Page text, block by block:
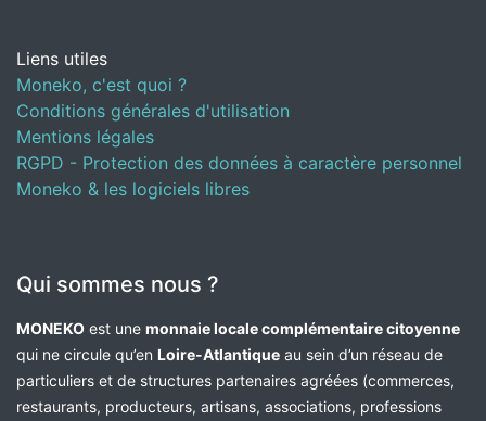
Liens utiles
Moneko, c'est quoi ?
Conditions générales d'utilisation
Mentions légales
RGPD - Protection des données à caractère personnel
Moneko & les logiciels libres
Qui sommes nous ?
MONEKO est une monnaie locale complémentaire citoyenne
qui ne circule qu’en Loire-Atlantique au sein d’un réseau de
particuliers et de structures partenaires agréées (commerces,
restaurants, producteurs, artisans, associations, professions